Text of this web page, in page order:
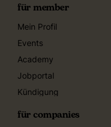
für member
Mein Profil
Events
Academy
Jobportal
Kündigung
für companies